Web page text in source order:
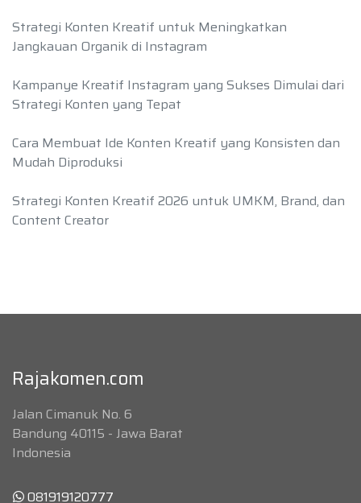
Strategi Konten Kreatif untuk Meningkatkan
Jangkauan Organik di Instagram
Kampanye Kreatif Instagram yang Sukses Dimulai dari
Strategi Konten yang Tepat
Cara Membuat Ide Konten Kreatif yang Konsisten dan
Mudah Diproduksi
Strategi Konten Kreatif 2026 untuk UMKM, Brand, dan
Content Creator
Rajakomen.com
Jalan Cimanuk No. 6
Bandung 40115 - Jawa Barat
Indonesia
081919120777